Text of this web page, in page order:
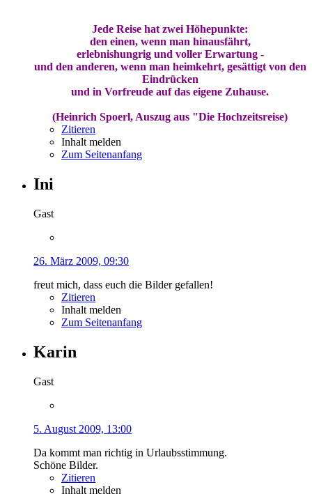
Jede Reise hat zwei Höhepunkte:
den einen, wenn man hinausfährt,
erlebnishungrig und voller Erwartung -
und den anderen, wenn man heimkehrt, gesättigt von den
Eindrücken
und in Vorfreude auf das eigene Zuhause.
(Heinrich Spoerl, Auszug aus "Die Hochzeitsreise)
Zitieren
Inhalt melden
Zum Seitenanfang
Ini
Gast
26. März 2009, 09:30
freut mich, dass euch die Bilder gefallen!
Zitieren
Inhalt melden
Zum Seitenanfang
Karin
Gast
5. August 2009, 13:00
Da kommt man richtig in Urlaubsstimmung.
Schöne Bilder.
Zitieren
Inhalt melden